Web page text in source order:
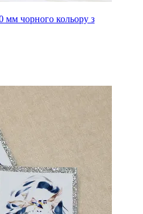
чорного кольору з